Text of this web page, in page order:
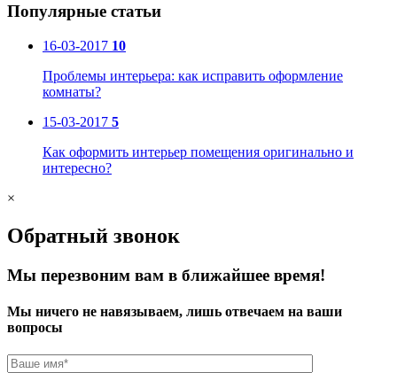
Популярные статьи
16-03-2017 10
Проблемы интерьера: как исправить оформление
комнаты?
15-03-2017 5
Как оформить интерьер помещения оригинально и
интересно?
×
Обратный звонок
Мы перезвоним вам в ближайшее время!
Мы ничего не навязываем, лишь отвечаем на ваши
вопросы